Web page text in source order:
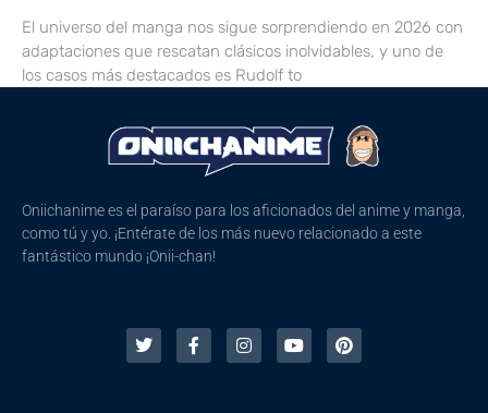
El universo del manga nos sigue sorprendiendo en 2026 con
adaptaciones que rescatan clásicos inolvidables, y uno de
los casos más destacados es Rudolf to
Oniichanime es el paraíso para los aficionados del anime y manga,
como tú y yo. ¡Entérate de los más nuevo relacionado a este
fantástico mundo ¡Onii-chan!